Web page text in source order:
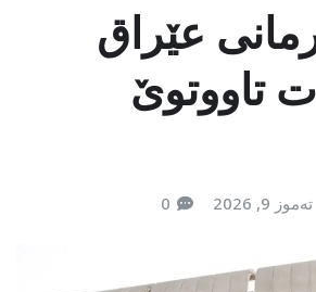
عێراق
تاووتوێ
تەموز 9, 2026 0